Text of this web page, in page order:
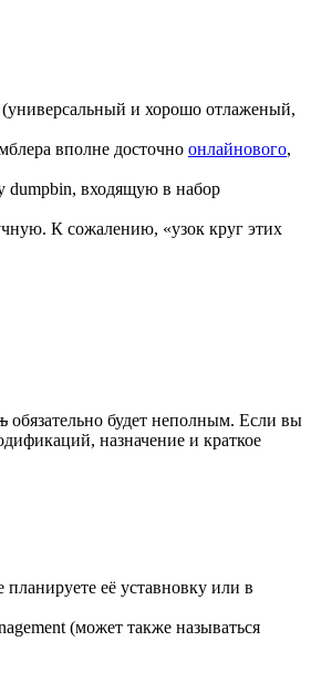
(универсальный и хорошо отлаженый,
вполне досточно онлайнового,
dumpbin, входящую в набор
К сожалению, «узок круг этих
обязательно будет неполным. Если вы
назначение и краткое
её уставновку или в
(может также называться